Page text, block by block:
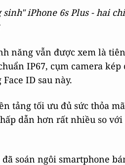
iPhone 6s Plus - hai
năng vẫn được xem là
IP67, cụm camera kép
ID sau này.
tảng tối ưu đủ sức thỏa
dẫn hơn rất nhiều so
soán ngôi smartphone